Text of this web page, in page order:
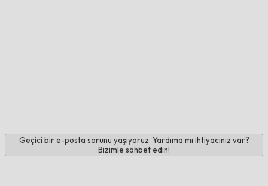
Geçici bir e-posta sorunu yaşıyoruz. Yardıma mı ihtiyacınız var?
Bizimle sohbet edin!